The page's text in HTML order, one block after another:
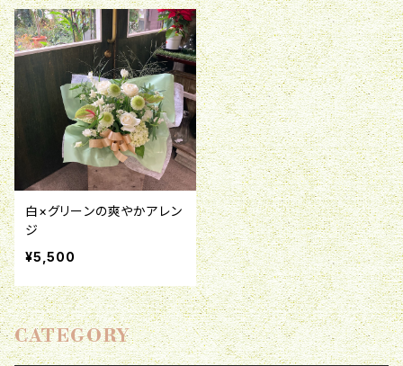
白×グリーンの爽やかアレン
ジ
¥5,500
CATEGORY